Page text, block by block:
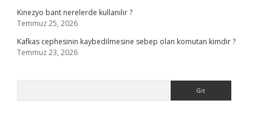
Kinezyo bant nerelerde kullanılır ?
Temmuz 25, 2026
Kafkas cephesinin kaybedilmesine sebep olan komutan kimdir ?
Temmuz 23, 2026